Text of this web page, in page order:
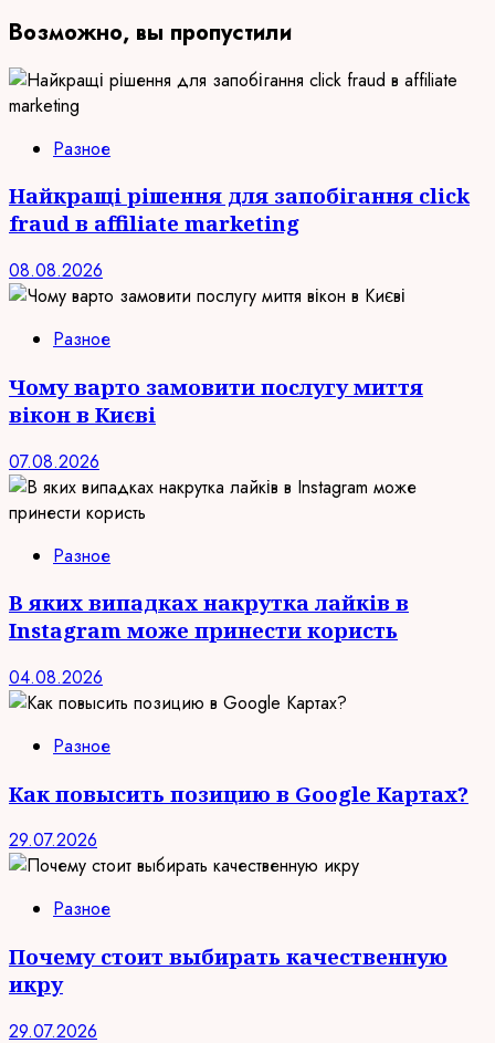
Возможно, вы пропустили
Разное
Найкращі рішення для запобігання click
fraud в affiliate marketing
08.08.2026
Разное
Чому варто замовити послугу миття
вікон в Києві
07.08.2026
Разное
В яких випадках накрутка лайків в
Instagram може принести користь
04.08.2026
Разное
Как повысить позицию в Google Картах?
29.07.2026
Разное
Почему стоит выбирать качественную
икру
29.07.2026